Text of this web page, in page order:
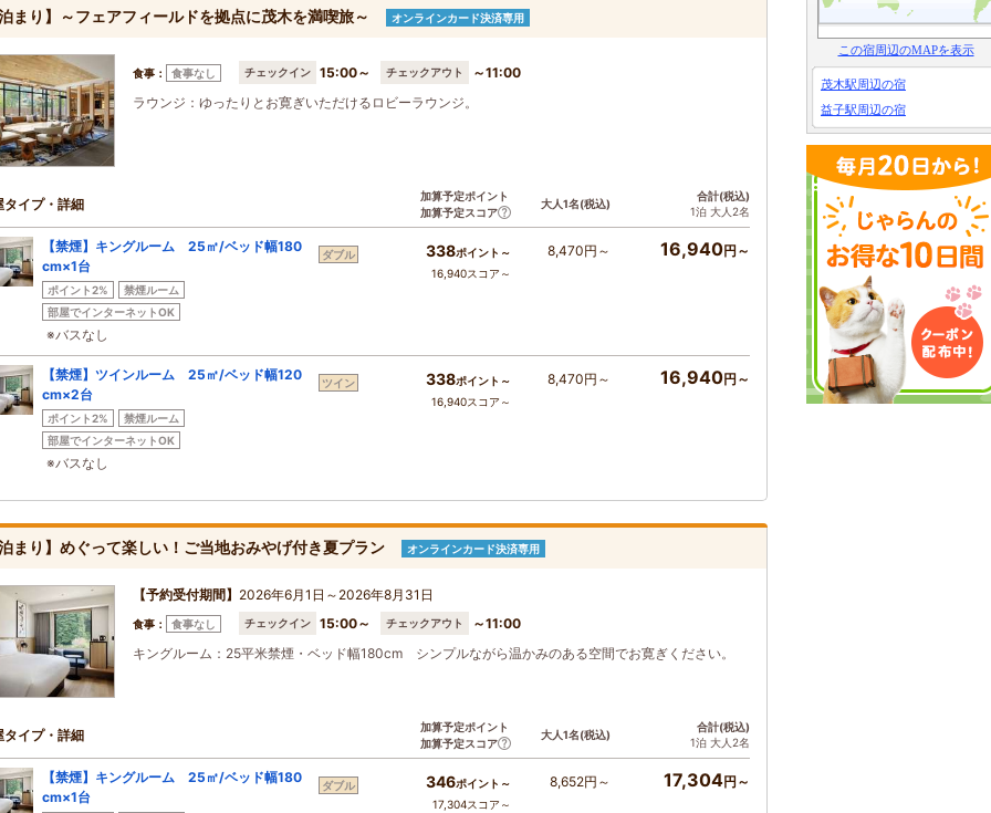
まり】～フェアフィールドを拠点に茂木を満喫旅～ オンラインカード決済専用
食事： 食事なし チェックイン 15:00～ チェックアウト
～11:00
ラウンジ：ゆったりとお寛ぎいただけるロビーラウンジ。
タイプ・詳細
加算予定ポイント
加算予定スコア
大人1名(税込)
合計(税込)
1泊 大人2名
【禁煙】キングルーム 25㎡/ベッド幅180
cm×1台
ポイント2%
禁煙ルーム
部屋でインターネットOK
※バスなし
ダブル 338ポイント～
16,940スコア～
8,470円～ 16,940円～
【禁煙】ツインルーム 25㎡/ベッド幅120
cm×2台
ポイント2%
禁煙ルーム
部屋でインターネットOK
※バスなし
ツイン 338ポイント～
16,940スコア～
8,470円～ 16,940円～
まり】めぐって楽しい！ご当地おみやげ付き夏プラン オンラインカード決済専用
【予約受付期間】 2026年6月1日～2026年8月31日
食事： 食事なし チェックイン 15:00～ チェックアウト
～11:00
キングルーム：25平米禁煙・ベッド幅180cm シンプルながら温かみのある空間でお寛ぎください。
タイプ・詳細
加算予定ポイント
加算予定スコア
大人1名(税込)
合計(税込)
1泊 大人2名
【禁煙】キングルーム 25㎡/ベッド幅180
cm×1台
ダブル 346ポイント～
17,304スコア～
8,652円～ 17,304円～
この宿周辺のMAPを表示
茂木駅周辺の宿
益子駅周辺の宿